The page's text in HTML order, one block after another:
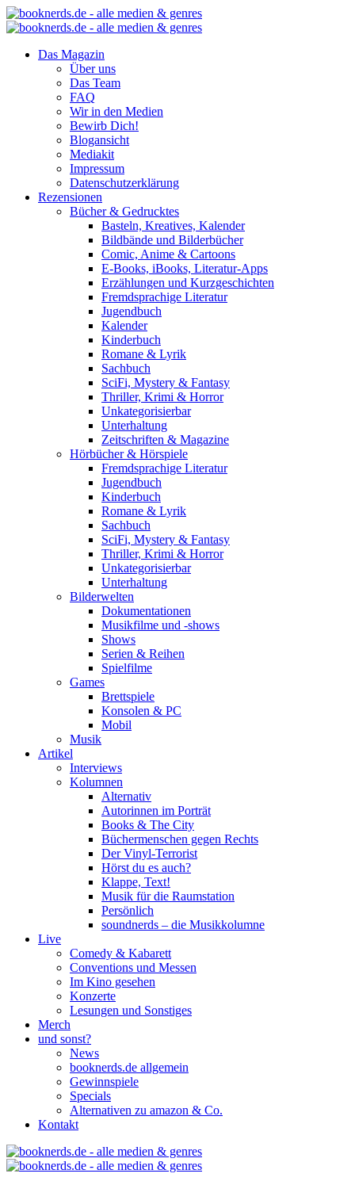
Das Magazin
Über uns
Das Team
FAQ
Wir in den Medien
Bewirb Dich!
Blogansicht
Mediakit
Impressum
Datenschutzerklärung
Rezensionen
Bücher & Gedrucktes
Basteln, Kreatives, Kalender
Bildbände und Bilderbücher
Comic, Anime & Cartoons
E-Books, iBooks, Literatur-Apps
Erzählungen und Kurzgeschichten
Fremdsprachige Literatur
Jugendbuch
Kalender
Kinderbuch
Romane & Lyrik
Sachbuch
SciFi, Mystery & Fantasy
Thriller, Krimi & Horror
Unkategorisierbar
Unterhaltung
Zeitschriften & Magazine
Hörbücher & Hörspiele
Fremdsprachige Literatur
Jugendbuch
Kinderbuch
Romane & Lyrik
Sachbuch
SciFi, Mystery & Fantasy
Thriller, Krimi & Horror
Unkategorisierbar
Unterhaltung
Bilderwelten
Dokumentationen
Musikfilme und -shows
Shows
Serien & Reihen
Spielfilme
Games
Brettspiele
Konsolen & PC
Mobil
Musik
Artikel
Interviews
Kolumnen
Alternativ
Autorinnen im Porträt
Books & The City
Büchermenschen gegen Rechts
Der Vinyl-Terrorist
Hörst du es auch?
Klappe, Text!
Musik für die Raumstation
Persönlich
soundnerds – die Musikkolumne
Live
Comedy & Kabarett
Conventions und Messen
Im Kino gesehen
Konzerte
Lesungen und Sonstiges
Merch
und sonst?
News
booknerds.de allgemein
Gewinnspiele
Specials
Alternativen zu amazon & Co.
Kontakt